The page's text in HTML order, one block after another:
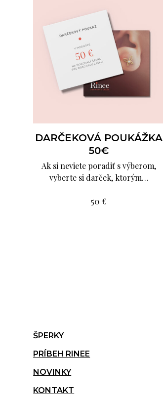
DARČEKOVÁ POUKÁŽKA
50€
Ak si neviete poradiť s výberom,
vyberte si darček, ktorým…
50 €
ŠPERKY
PRÍBEH RINEE
NOVINKY
KONTAKT